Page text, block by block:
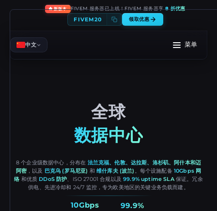
🔥新版本 FIVEM 服务器已上线！FIVEM 服务器享8 折优惠
FIVEM20 领取优惠
中文 菜单
全球
数据中心
8 个企业级数据中心，分布在 法兰克福、伦敦、达拉斯、洛杉矶、阿什本和迈
阿密 ，以及 巴克乌 (罗马尼亚) 和 维什库夫 (波兰) 。每个设施配备 10Gbps 网
络 和优质 DDoS 防护、ISO 27001 合规以及99.9% uptime SLA保证。冗余
供电、先进冷却和 24/7 监控，专为欧美地区的关键业务负载而建。
10Gbps 99.9%